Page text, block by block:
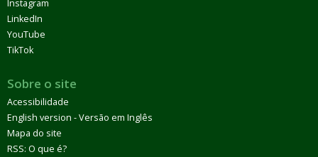
Instagram
LinkedIn
YouTube
TikTok
Sobre o site
Acessibilidade
English version - Versão em Inglês
Mapa do site
RSS: O que é?